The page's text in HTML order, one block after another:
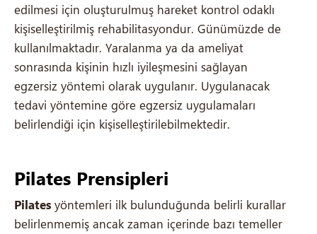
edilmesi için oluşturulmuş hareket kontrol odaklı
kişiselleştirilmiş rehabilitasyondur. Günümüzde de
kullanılmaktadır. Yaralanma ya da ameliyat
sonrasında kişinin hızlı iyileşmesini sağlayan
egzersiz yöntemi olarak uygulanır. Uygulanacak
tedavi yöntemine göre egzersiz uygulamaları
belirlendiği için kişiselleştirilebilmektedir.
Pilates Prensipleri
Pilates yöntemleri ilk bulunduğunda belirli kurallar
belirlenmemiş ancak zaman içerinde bazı temeller